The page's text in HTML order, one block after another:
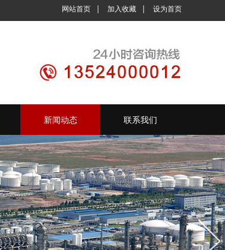
新闻动态 联系我们
网站首页 | 加入收藏 | 设为首页